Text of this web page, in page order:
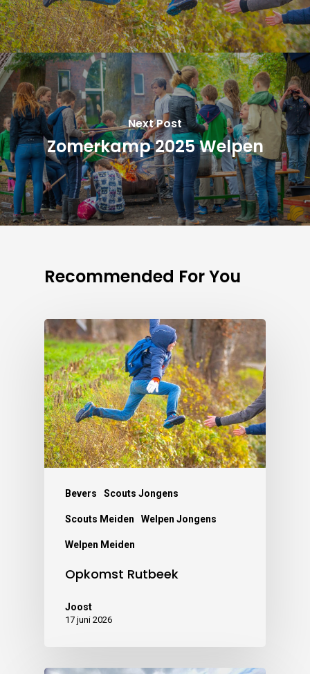
Next Post
Zomerkamp 2025 Welpen
Recommended For You
Bevers Scouts Jongens
Scouts Meiden Welpen Jongens
Welpen Meiden
Opkomst Rutbeek
Joost
17 juni 2026